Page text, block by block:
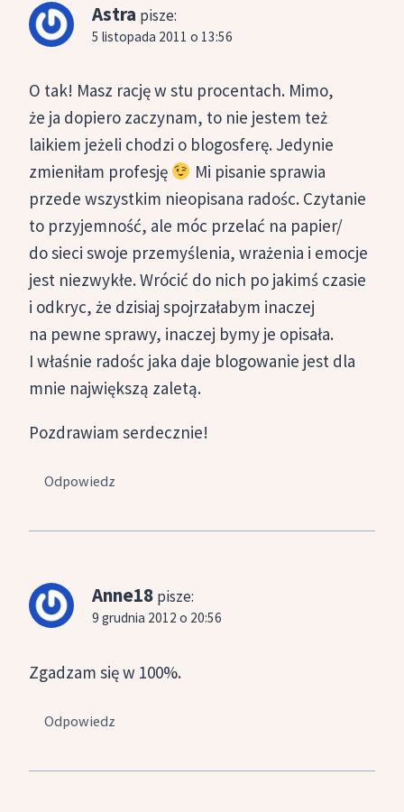
Astra pisze:
5 listopada 2011 o 13:56
O tak! Masz rację w stu procentach. Mimo,
że ja dopiero zaczynam, to nie jestem też
laikiem jeżeli chodzi o blogosferę. Jedynie
zmieniłam profesję
Mi pisanie sprawia
przede wszystkim nieopisana radośc. Czytanie
to przyjemność, ale móc przelać na papier/
do sieci swoje przemyślenia, wrażenia i emocje
jest niezwykłe. Wrócić do nich po jakimś czasie
i odkryc, że dzisiaj spojrzałabym inaczej
na pewne sprawy, inaczej bymy je opisała.
I właśnie radośc jaka daje blogowanie jest dla
mnie największą zaletą.
Pozdrawiam serdecznie!
Odpowiedz
Anne18 pisze:
9 grudnia 2012 o 20:56
Zgadzam się w 100%.
Odpowiedz